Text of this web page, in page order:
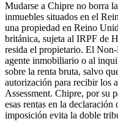
Mudarse a Chipre no borra
inmuebles situados en el
una propiedad en Reino
británica, sujeta al IRPF de
resida el propietario. El
agente inmobiliario o al
sobre la renta bruta, salvo
autorización para recibir los
Assessment. Chipre, por su
esas rentas en la
imposición evita la doble